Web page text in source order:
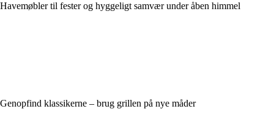
Havemøbler til fester og hyggeligt samvær under åben himmel
Genopfind klassikerne – brug grillen på nye måder